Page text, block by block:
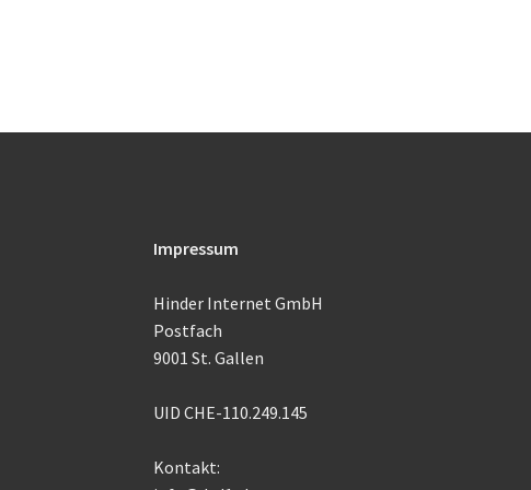
Impressum
Hinder Internet GmbH
Postfach
9001 St. Gallen
UID CHE-110.249.145
Kontakt: